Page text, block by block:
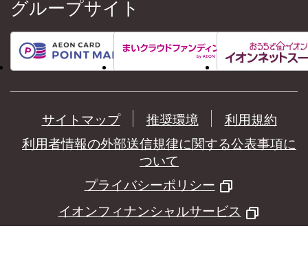
グループサイト
サイトマップ 推奨環境
利用規約
利用者情報の外部送信規律に関する公表事項に
ついて
プライバシーポリシー
イオンフィナンシャルサービス